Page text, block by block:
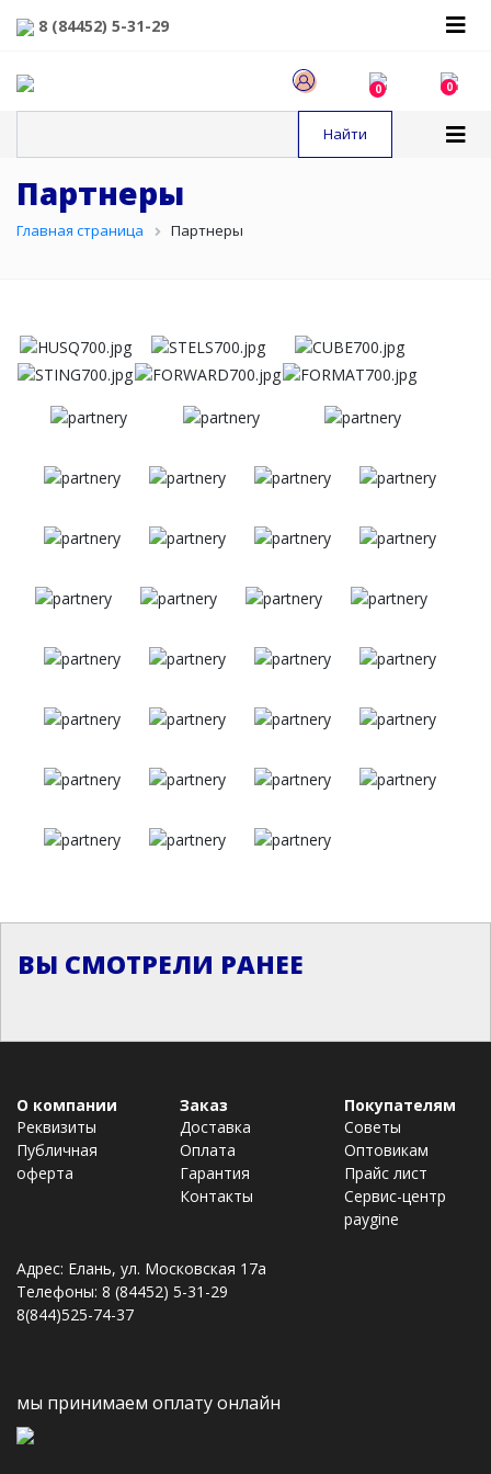
8 (84452) 5-31-29
0 0
Партнеры
Главная страница Партнеры
ВЫ СМОТРЕЛИ РАНЕЕ
О компании
Реквизиты
Публичная
оферта
Заказ
Доставка
Оплата
Гарантия
Контакты
Покупателям
Советы
Оптовикам
Прайс лист
Сервис-центр
paygine
Адрес: Елань, ул. Московская 17а
Телефоны: 8 (84452) 5-31-29
8(844)525-74-37
мы принимаем оплату онлайн